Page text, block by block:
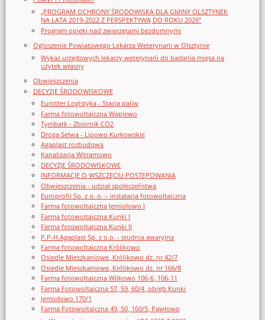
„PROGRAM OCHRONY ŚRODOWISKA DLA GMINY OLSZTYNEK
NA LATA 2019-2022 Z PERSPEKTYWĄ DO ROKU 2026”
Program opieki nad zwierzętami bezdomnymi
Ogloszenie Powiatowego Lekarza Weterynarii w Olsztynie
Wykaz urzędowych lekarzy weterynarii do badania mięsa na
użytek własny
Obwieszczenia
DECYZJE ŚRODOWISKOWE
Eurotter Logistyka - Stacja paliw
Farma fotowoltaiczna Waplewo
Tymbark - Zbiornik CO2
Droga Selwa - Lipowo Kurkowskie
Agaplast rozbudowa
Kanalizacja Witramowo
DECYZJE ŚRODOWISKOWE
INFORMACJE O WSZCZĘCIU POSTĘPOWANIA
Obwieszczenia - udział społeczeństwa
Europrofil Sp. z o. o. – instalacja fotowoltaiczna
Farma fotowoltaiczna Jemiołowo I
Farma fotowoltaiczna Kunki I
Farma fotowoltaiczna Kunki II
P.P-H.Agaplast Sp. z o.o. - studnia awaryjna
Farma fotowoltaiczna Królikowo
Osiedle Mieszkaniowe, Królikowo dz. nr 42/7
Osiedle Mieszkaniowe, Królikowo dz. nr 166/8
Farma fotowoltaiczna Wilkowo 106-6, 106-11
Farma Fotowoltaiczna 57, 59, 60/4, obręb Kunki
Jemiołowo 170/1
Farma Fotowoltaiczna 49, 50, 160/5, Pawłowo